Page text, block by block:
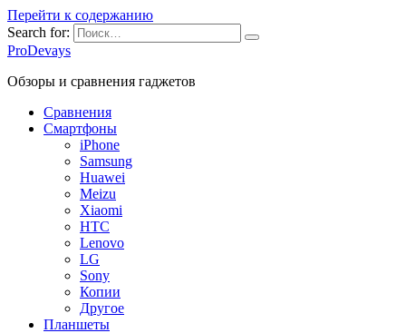
Перейти к содержанию
Search for:
ProDevays
Обзоры и сравнения гаджетов
Сравнения
Смартфоны
iPhone
Samsung
Huawei
Meizu
Xiaomi
HTC
Lenovo
LG
Sony
Копии
Другое
Планшеты